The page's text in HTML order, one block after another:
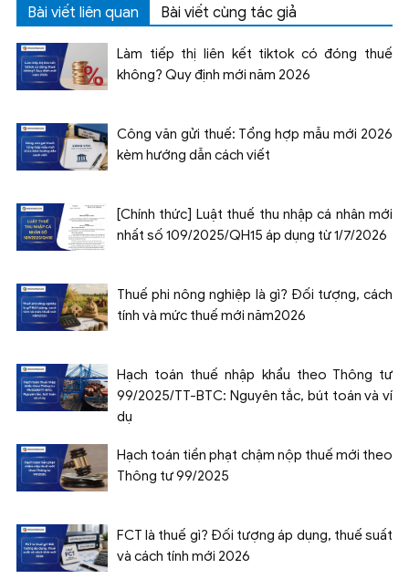
Bài viết liên quan Bài viết cùng tác giả
Làm tiếp thị liên kết tiktok có đóng thuế
không? Quy định mới năm 2026
Công văn gửi thuế: Tổng hợp mẫu mới 2026
kèm hướng dẫn cách viết
[Chính thức] Luật thuế thu nhập cá nhân mới
nhất số 109/2025/QH15 áp dụng từ 1/7/2026
Thuế phi nông nghiệp là gì? Đối tượng, cách
tính và mức thuế mới năm2026
Hạch toán thuế nhập khẩu theo Thông tư
99/2025/TT-BTC: Nguyên tắc, bút toán và ví
dụ
Hạch toán tiền phạt chậm nộp thuế mới theo
Thông tư 99/2025
FCT là thuế gì? Đối tượng áp dụng, thuế suất
và cách tính mới 2026